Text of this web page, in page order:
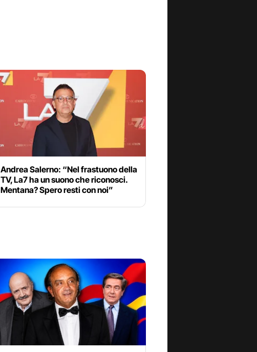
Andrea Salerno: “Nel frastuono della
TV, La7 ha un suono che riconosci.
Mentana? Spero resti con noi”